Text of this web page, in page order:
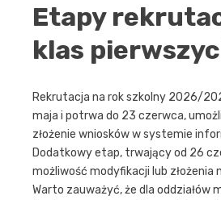
Etapy
klas
Rekrutacja na rok szkolny 2026/
maja i potrwa do 23 czerwca,
złożenie wniosków w systemie
Dodatkowy etap, trwający od 26
możliwość modyfikacji lub złożenia
Warto zauważyć, że dla oddziałów